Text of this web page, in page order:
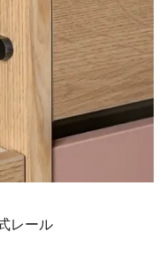
レール